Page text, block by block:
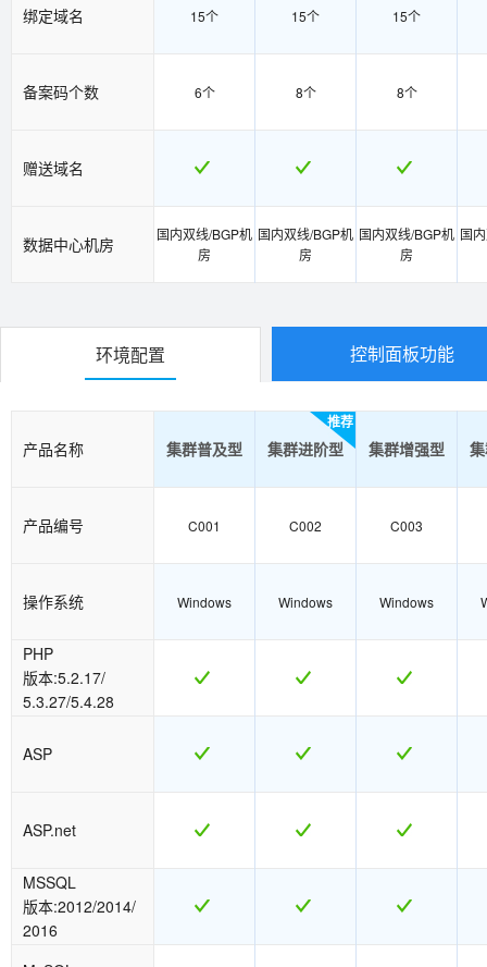
绑定域名 15个 15个 15个
备案码个数 6个 8个 8个
赠送域名
数据中心机房
国内双线/BGP机
房
国内双线/BGP机
房
国内双线/BGP机
房
国
环境配置 控制面板功能
产品名称 集群普及型
推荐
集群进阶型 集群增强型
产品编号 C001 C002 C003
操作系统 Windows Windows Windows
PHP
版本:5.2.17/
5.3.27/5.4.28
ASP
ASP.net
MSSQL
版本:2012/2014/
2016